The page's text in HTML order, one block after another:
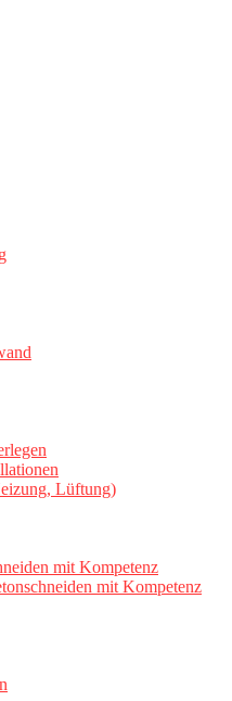
Lüftung)
mit Kompetenz
mit Kompetenz